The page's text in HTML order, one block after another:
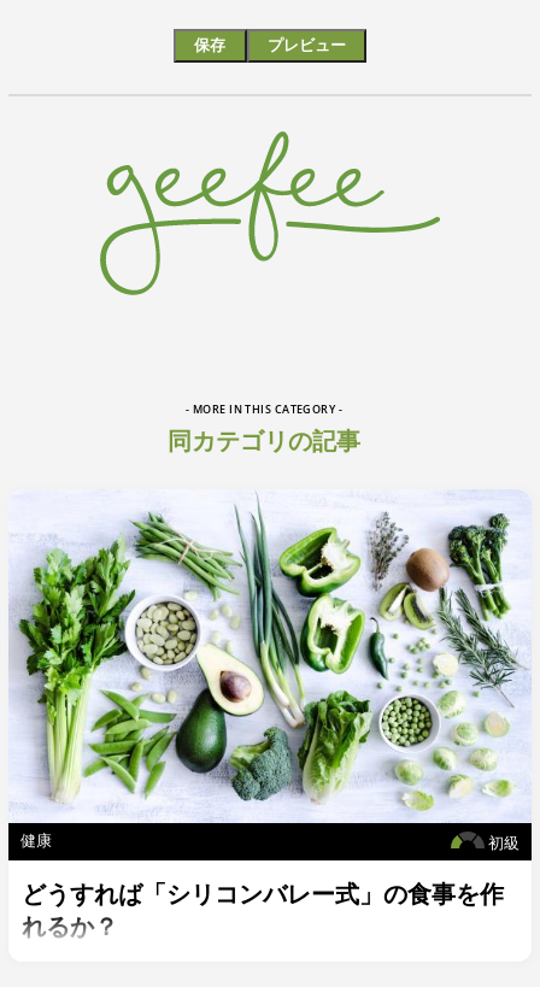
- MORE IN THIS CATEGORY -
同カテゴリの記事
初級
健康
どうすれば「シリコンバレー式」の食事を作
れるか？